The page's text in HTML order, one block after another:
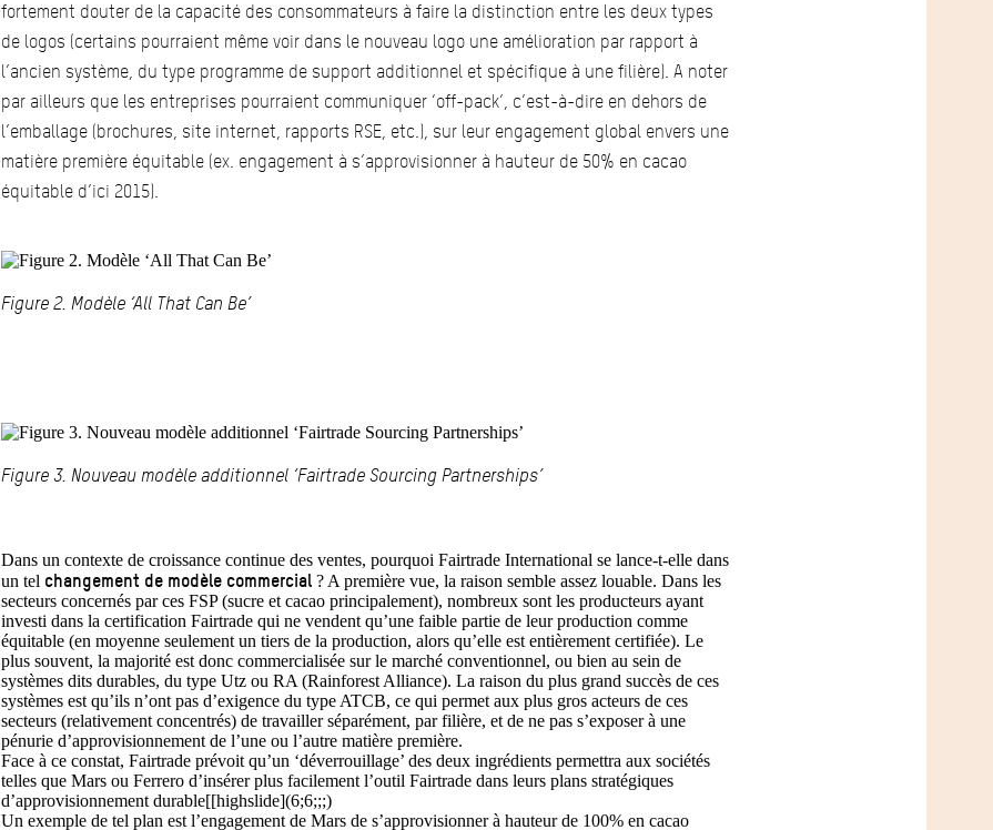
fortement douter de la capacité des consommateurs à faire la distinction entre les deux types
de logos (certains pourraient même voir dans le nouveau logo une amélioration par rapport à
l’ancien système, du type programme de support additionnel et spécifique à une filière). A noter
par ailleurs que les entreprises pourraient communiquer ‘off-pack’, c’est-à-dire en dehors de
l’emballage (brochures, site internet, rapports RSE, etc.), sur leur engagement global envers une
matière première équitable (ex. engagement à s’approvisionner à hauteur de 50% en cacao
équitable d’ici 2015).
Figure 2. Modèle ‘All That Can Be’
Figure 3. Nouveau modèle additionnel ‘Fairtrade Sourcing Partnerships’
Dans un contexte de croissance continue des ventes, pourquoi Fairtrade International se lance-t-elle dans
un tel changement de modèle commercial ? A première vue, la raison semble assez louable. Dans les
secteurs concernés par ces FSP (sucre et cacao principalement), nombreux sont les producteurs ayant
investi dans la certification Fairtrade qui ne vendent qu’une faible partie de leur production comme
équitable (en moyenne seulement un tiers de la production, alors qu’elle est entièrement certifiée). Le
plus souvent, la majorité est donc commercialisée sur le marché conventionnel, ou bien au sein de
systèmes dits durables, du type Utz ou RA (Rainforest Alliance). La raison du plus grand succès de ces
systèmes est qu’ils n’ont pas d’exigence du type ATCB, ce qui permet aux plus gros acteurs de ces
secteurs (relativement concentrés) de travailler séparément, par filière, et de ne pas s’exposer à une
pénurie d’approvisionnement de l’une ou l’autre matière première.
Face à ce constat, Fairtrade prévoit qu’un ‘déverrouillage’ des deux ingrédients permettra aux sociétés
telles que Mars ou Ferrero d’insérer plus facilement l’outil Fairtrade dans leurs plans stratégiques
d’approvisionnement durable[[highslide](6;6;;;)
Un exemple de tel plan est l’engagement de Mars de s’approvisionner à hauteur de 100% en cacao